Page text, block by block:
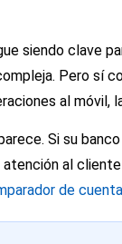
siendo clave
Pero sí
al móvil,
Si su
al
de